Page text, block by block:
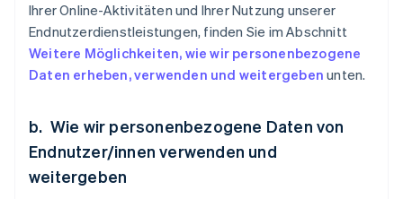
Ihrer Online-Aktivitäten und Ihrer Nutzung unserer
Endnutzerdienstleistungen, finden Sie im Abschnitt
Weitere Möglichkeiten, wie wir personenbezogene
Daten erheben, verwenden und weitergeben unten.
b. Wie wir personenbezogene Daten von
Endnutzer/innen verwenden und
weitergeben